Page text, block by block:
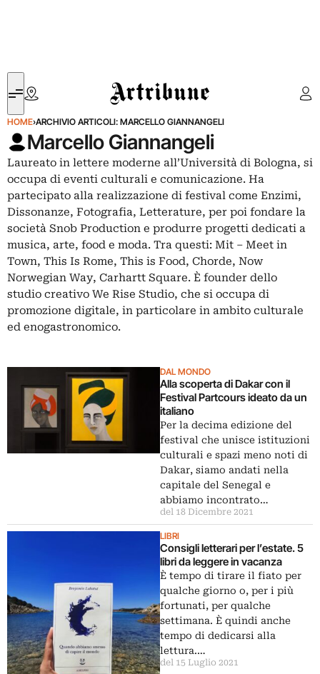
Artribune
HOME›ARCHIVIO ARTICOLI: MARCELLO GIANNANGELI
Marcello Giannangeli
Laureato in lettere moderne all’Università di Bologna, si
occupa di eventi culturali e comunicazione. Ha
partecipato alla realizzazione di festival come Enzimi,
Dissonanze, Fotografia, Letterature, per poi fondare la
società Snob Production e produrre progetti dedicati a
musica, arte, food e moda. Tra questi: Mit – Meet in
Town, This Is Rome, This is Food, Chorde, Now
Norwegian Way, Carhartt Square. È founder dello
studio creativo We Rise Studio, che si occupa di
promozione digitale, in particolare in ambito culturale
ed enogastronomico.
DAL MONDO
Alla scoperta di Dakar con il
Festival Partcours ideato da un
italiano
Per la decima edizione del
festival che unisce istituzioni
culturali e spazi meno noti di
Dakar, siamo andati nella
capitale del Senegal e
abbiamo incontrato…
del 18 Dicembre 2021
LIBRI
Consigli letterari per l’estate. 5
libri da leggere in vacanza
È tempo di tirare il fiato per
qualche giorno o, per i più
fortunati, per qualche
settimana. È quindi anche
tempo di dedicarsi alla
lettura.…
del 15 Luglio 2021